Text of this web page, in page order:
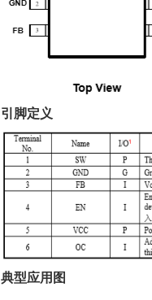
引脚定义
典型应用图